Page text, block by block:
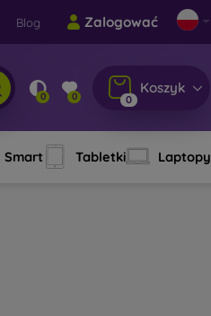
Blog Zalogować
0 0 0
Koszyk
Smart Tabletki Laptopy